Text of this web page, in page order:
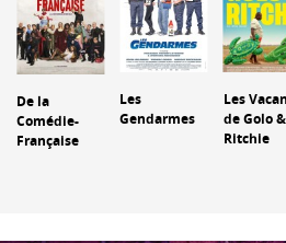
De la
Comédie-
Française
Les
Gendarmes
Les
de Golo &
Ritchie